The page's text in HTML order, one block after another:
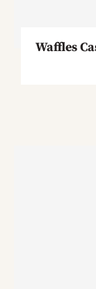
Waffles